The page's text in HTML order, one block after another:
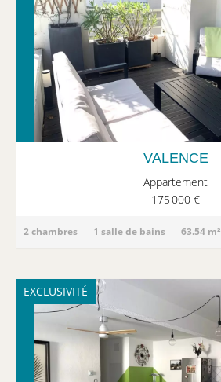
VALENCE
Appartement
175 000 €
2 chambres 1 salle de bains 63.54 m²
EXCLUSIVITÉ